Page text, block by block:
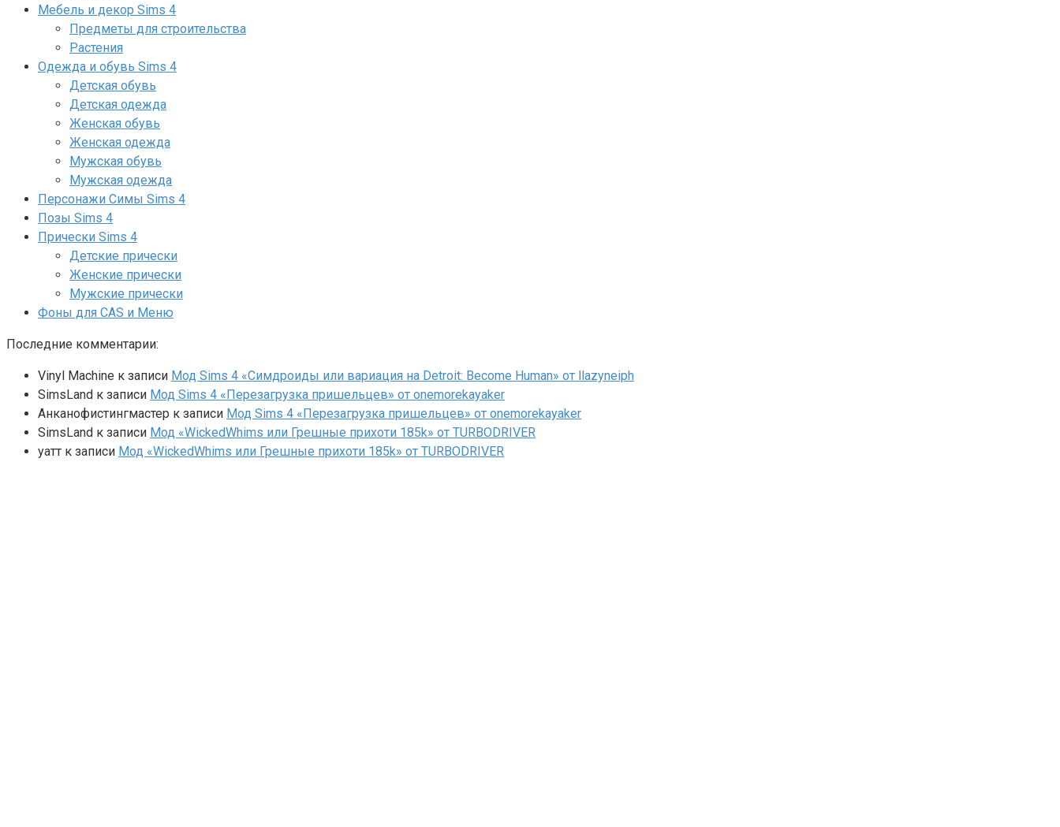
Мебель и декор Sims 4
Предметы для строительства
Растения
Одежда и обувь Sims 4
Детская обувь
Детская одежда
Женская обувь
Женская одежда
Мужская обувь
Мужская одежда
Персонажи Симы Sims 4
Позы Sims 4
Прически Sims 4
Детские прически
Женские прически
Мужские прически
Фоны для CAS и Меню
Последние комментарии:
Vinyl Machine к записи Мод Sims 4 «Симдроиды или вариация на Detroit: Become Human» от llazyneiph
SimsLand к записи Мод Sims 4 «Перезагрузка пришельцев» от onemorekayaker
Анканофистингмастер к записи Мод Sims 4 «Перезагрузка пришельцев» от onemorekayaker
SimsLand к записи Мод «WickedWhims или Грешные прихоти 185k» от TURBODRIVER
yaтт к записи Мод «WickedWhims или Грешные прихоти 185k» от TURBODRIVER